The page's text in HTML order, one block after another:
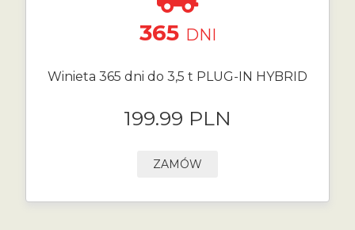
365 DNI
Winieta 365 dni do 3,5 t PLUG-IN HYBRID
199.99 PLN
ZAMÓW